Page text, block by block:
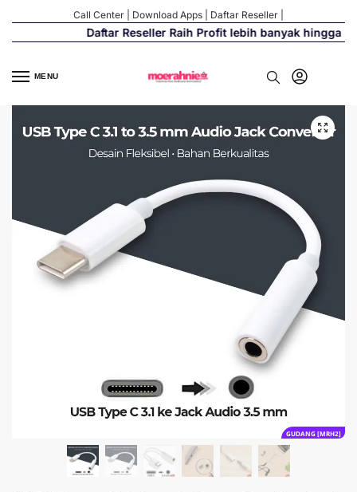
Call Center Download Apps Daftar Reseller
Daftar Reseller Raih Profit lebih banyak hingga
MENU
GUDANG [MRH2]